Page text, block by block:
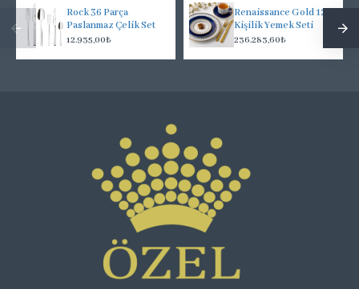
Rock 36 Parça
Paslanmaz Çelik Set
12.935,00₺
Renaissance Gold 12
Kişilik Yemek Seti
236.283,60₺